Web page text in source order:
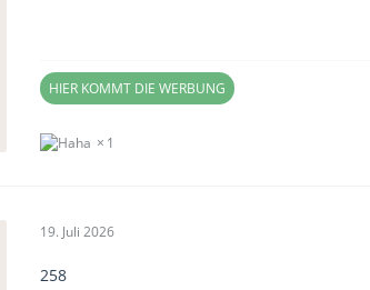
HIER KOMMT DIE WERBUNG
1
19. Juli 2026
258